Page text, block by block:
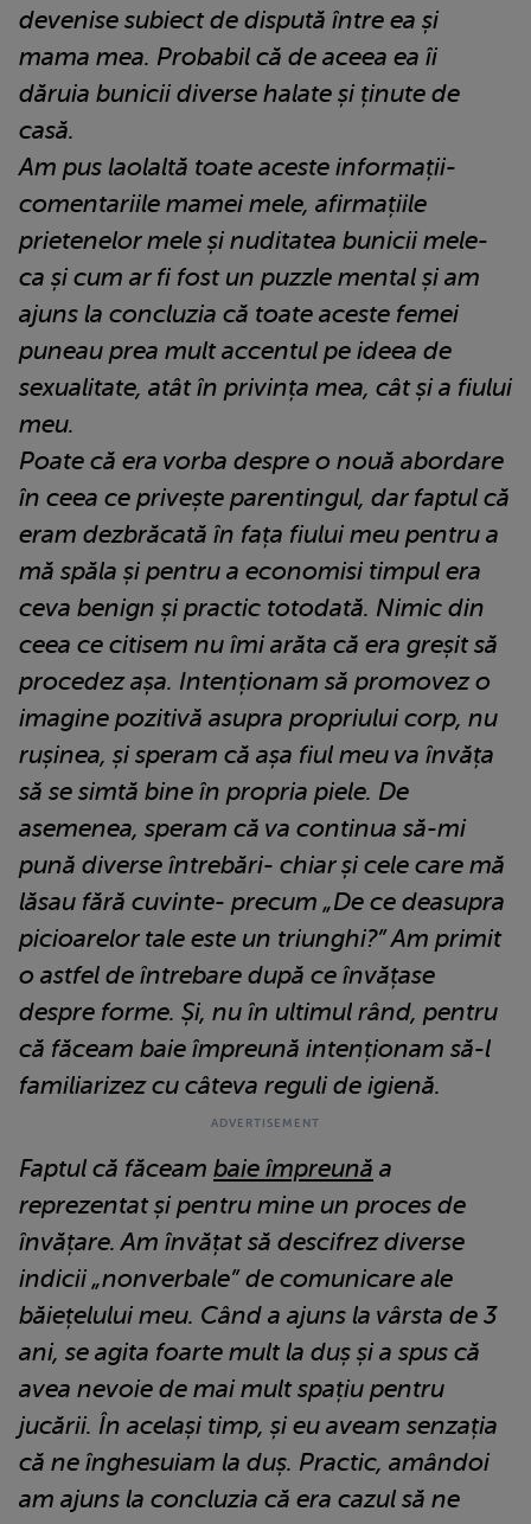
devenise subiect de dispută între ea și
mama mea. Probabil că de aceea ea îi
dăruia bunicii diverse halate și ținute de
casă.
Am pus laolaltă toate aceste informații-
comentariile mamei mele, afirmațiile
prietenelor mele și nuditatea bunicii mele-
ca și cum ar fi fost un puzzle mental și am
ajuns la concluzia că toate aceste femei
puneau prea mult accentul pe ideea de
sexualitate, atât în privința mea, cât și a fiului
meu.
Poate că era vorba despre o nouă abordare
în ceea ce privește parentingul, dar faptul că
eram dezbrăcată în fața fiului meu pentru a
mă spăla și pentru a economisi timpul era
ceva benign și practic totodată. Nimic din
ceea ce citisem nu îmi arăta că era greșit să
procedez așa. Intenționam să promovez o
imagine pozitivă asupra propriului corp, nu
rușinea, și speram că așa fiul meu va învăța
să se simtă bine în propria piele. De
asemenea, speram că va continua să-mi
pună diverse întrebări- chiar și cele care mă
lăsau fără cuvinte- precum „De ce deasupra
picioarelor tale este un triunghi?” Am primit
o astfel de întrebare după ce învățase
despre forme. Și, nu în ultimul rând, pentru
că făceam baie împreună intenționam să-l
familiarizez cu câteva reguli de igienă.
Faptul că făceam baie împreună a
reprezentat și pentru mine un proces de
învățare. Am învățat să descifrez diverse
indicii „nonverbale” de comunicare ale
băiețelului meu. Când a ajuns la vârsta de 3
ani, se agita foarte mult la duș și a spus că
avea nevoie de mai mult spațiu pentru
jucării. În același timp, și eu aveam senzația
că ne înghesuiam la duș. Practic, amândoi
am ajuns la concluzia că era cazul să ne